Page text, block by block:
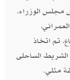
مجلس الوزراء،
تم اتخاذ
الساحلى
مثلي.